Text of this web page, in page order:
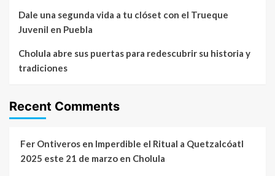
Dale una segunda vida a tu clóset con el Trueque
Juvenil en Puebla
Cholula abre sus puertas para redescubrir su historia y
tradiciones
Recent Comments
Fer Ontiveros en Imperdible el Ritual a Quetzalcóatl
2025 este 21 de marzo en Cholula